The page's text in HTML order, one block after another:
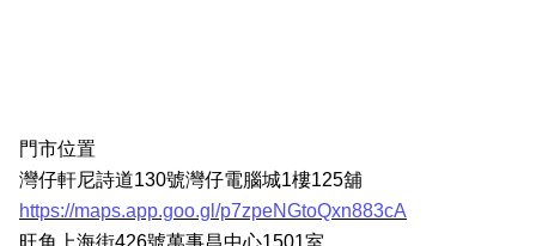
門市位置
灣仔軒尼詩道130號灣仔電腦城1樓125舖
https://maps.app.goo.gl/p7zpeNGtoQxn883cA